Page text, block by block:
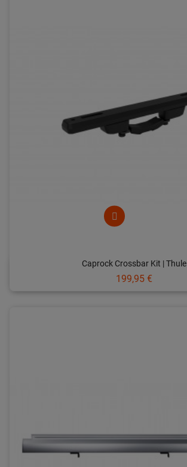
Caprock Crossbar Kit | Thule
Prix
199,95 €